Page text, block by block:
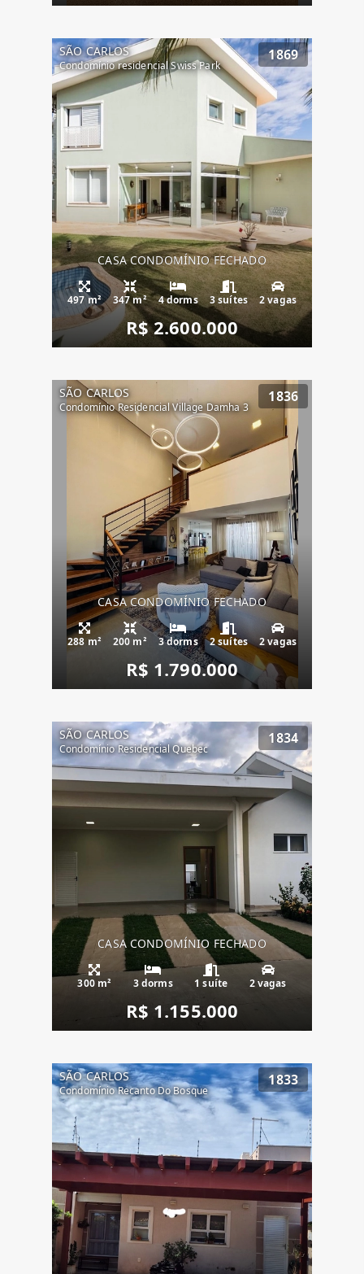
SÃO CARLOS
Condomínio residencial Swiss Park
1869
CASA CONDOMÍNIO FECHADO
497 m² 347 m² 4 dorms 3 suítes 2 vagas
R$ 2.600.000
SÃO CARLOS
Condomínio Residencial Village Damha 3
1836
CASA CONDOMÍNIO FECHADO
288 m² 200 m² 3 dorms 2 suítes 2 vagas
R$ 1.790.000
SÃO CARLOS
Condomínio Residencial Quebec
1834
CASA CONDOMÍNIO FECHADO
300 m² 3 dorms 1 suíte 2 vagas
R$ 1.155.000
SÃO CARLOS
Condomínio Recanto Do Bosque
1833